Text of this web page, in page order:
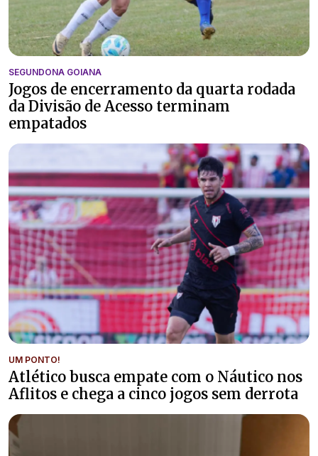
SEGUNDONA GOIANA
Jogos de encerramento da quarta rodada
da Divisão de Acesso terminam
empatados
UM PONTO!
Atlético busca empate com o Náutico nos
Aflitos e chega a cinco jogos sem derrota